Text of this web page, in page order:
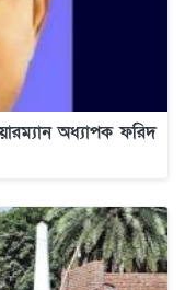
অধ্যাপক ফরিদ